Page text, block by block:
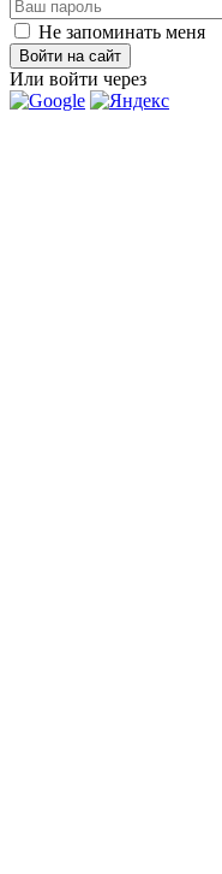
Не запоминать меня
Войти на сайт
Или войти через